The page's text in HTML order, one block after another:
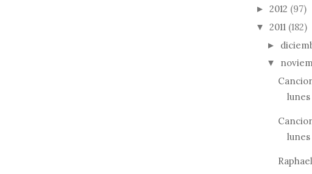
► 2012 (97)
▼ 2011 (182)
►
▼
lunes
lunes